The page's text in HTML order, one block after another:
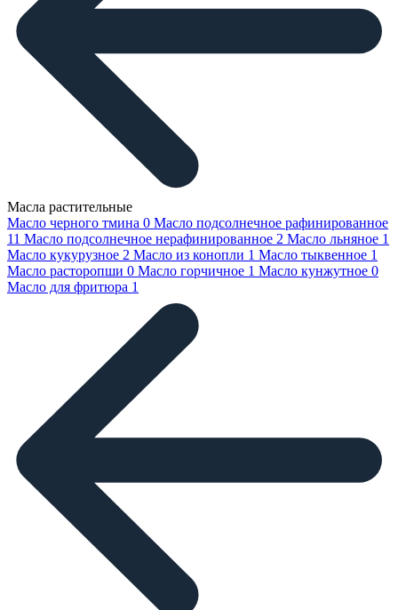
Масла растительные
Масло черного тмина 0 Масло подсолнечное рафинированное
11 Масло подсолнечное нерафинированное 2 Масло льняное 1
Масло кукурузное 2 Масло из конопли 1 Масло тыквенное 1
Масло расторопши 0 Масло горчичное 1 Масло кунжутное 0
Масло для фритюра 1